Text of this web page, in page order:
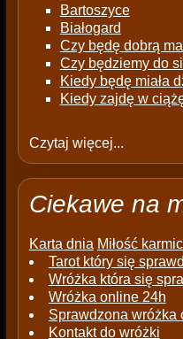
Bartoszyce
Białogard
Czy będę dobrą
Czy będziemy do
Kiedy będę miała
Kiedy zajdę w
Czytaj więcej...
Ciekawe na
Karta dnia Miłość
Tarot który się
Wróżka która się
Wróżka online 24h
Sprawdzona wróżka
Kontakt do wróżki